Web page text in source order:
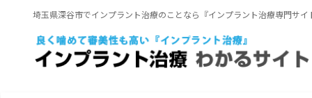
埼玉県深谷市でインプラント治療のことなら『インプラント治療専門サイ